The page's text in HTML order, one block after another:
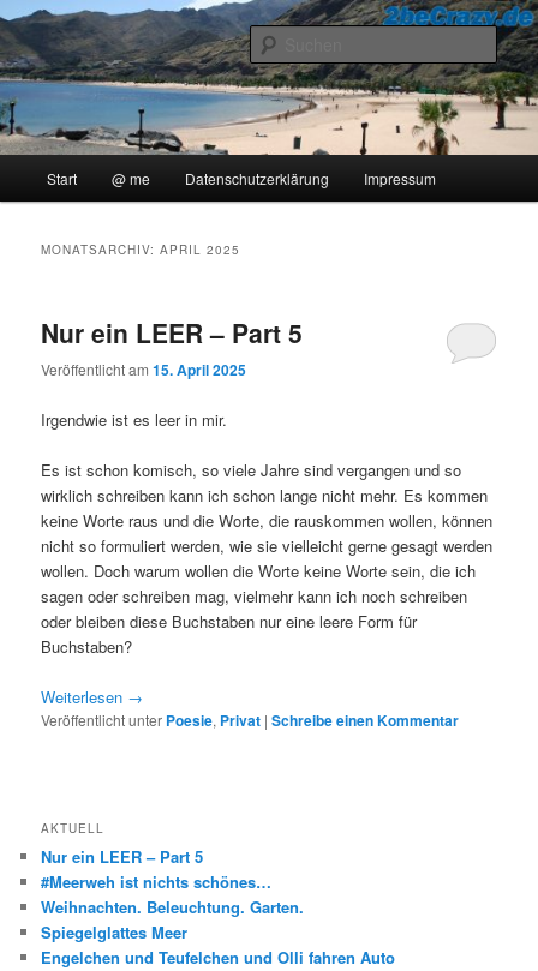
Zum
primären
Inhalt
springen
Zum
sekundären
Inhalt
springen2beCrazy
..::Ollis Blog::..
Start @ me Datenschutzerklärung Impressum
MONATSARCHIV:APRIL 2025
Nur ein LEER – Part 5
Veröffentlicht am15. April 2025
Irgendwie ist es leer in mir.
Es ist schon komisch, so viele Jahre sind vergangen und so
wirklich schreiben kann ich schon lange nicht mehr. Es kommen
keine Worte raus und die Worte, die rauskommen wollen, können
nicht so formuliert werden, wie sie vielleicht gerne gesagt werden
wollen. Doch warum wollen die Worte keine Worte sein, die ich
sagen oder schreiben mag, vielmehr kann ich noch schreiben
oder bleiben diese Buchstaben nur eine leere Form für
Buchstaben?
Weiterlesen →
Veröffentlicht unter Poesie, Privat |Schreibe einen Kommentar
AKTUELL
Nur ein LEER – Part 5
#Meerweh ist nichts schönes…
Weihnachten. Beleuchtung. Garten.
Spiegelglattes Meer
Engelchen und Teufelchen und Olli fahren Auto